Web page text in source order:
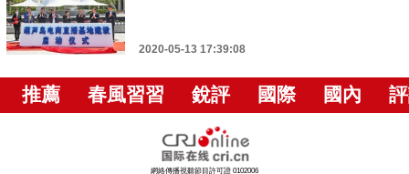
2020-05-13 17:39:08
推薦 春風習習 銳評 國際 國內
網絡傳播視聽節目許可證 0102006